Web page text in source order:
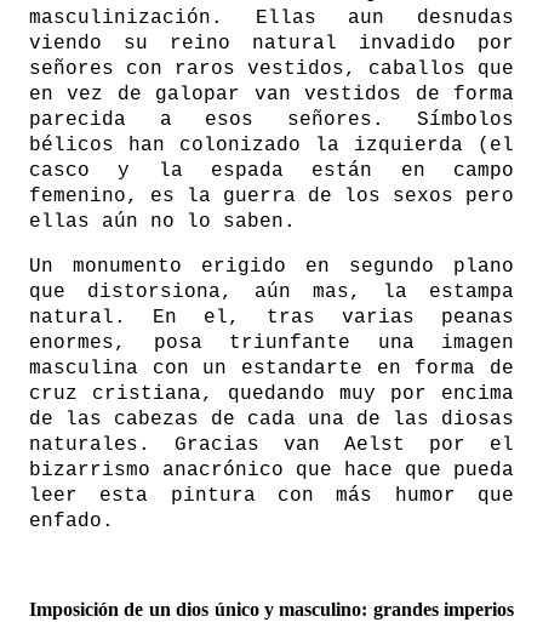
masculinización. Ellas aun desnudas
viendo su reino natural invadido por
señores con raros vestidos, caballos que
en vez de galopar van vestidos de forma
parecida a esos señores. Símbolos
bélicos han colonizado la izquierda (el
casco y la espada están en campo
femenino, es la guerra de los sexos pero
ellas aún no lo saben.
Un monumento erigido en segundo plano
que distorsiona, aún mas, la estampa
natural. En el, tras varias peanas
enormes, posa triunfante una imagen
masculina con un estandarte en forma de
cruz cristiana, quedando muy por encima
de las cabezas de cada una de las diosas
naturales. Gracias van Aelst por el
bizarrismo anacrónico que hace que pueda
leer esta pintura con más humor que
enfado.
Imposición de un dios único y masculino: grandes imperios